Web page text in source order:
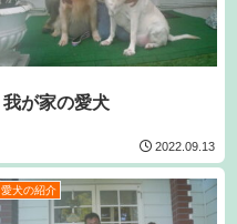
我が家の愛犬
2022.09.13
愛犬の紹介